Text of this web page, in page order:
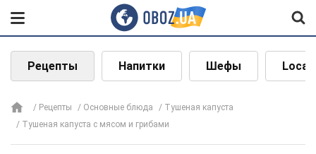
Рецепты Напитки Шефы Local
Рецепты Основные блюда
Тушеная капуста
Тушеная капуста с мясом и грибами